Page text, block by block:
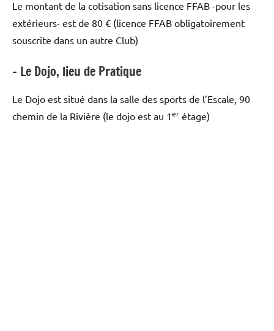
Le montant de la cotisation sans licence FFAB -pour les
extérieurs- est de 80 € (licence FFAB obligatoirement
souscrite dans un autre Club)
– Le Dojo, lieu de Pratique
Le Dojo est situé dans la salle des sports de l’Escale, 90
chemin de la Rivière (le dojo est au 1er étage)